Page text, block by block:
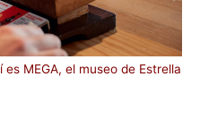
MEGA, el museo de Estrella